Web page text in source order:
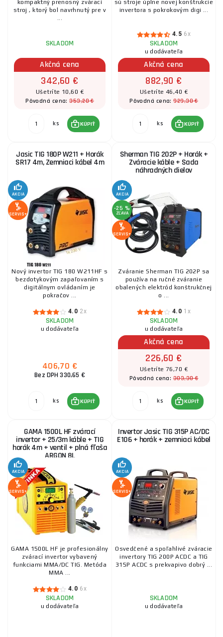
kompaktný prenosný zvárací
stroj , ktorý bol navrhnutý pre v
...
SKLADOM
Akčná cena
342,60 €
Ušetríte 10,60 €
Pôvodná cena:353,20 €
ks KÚPIŤ
sú stroje úplne novej konštrukcie
invertora s pokrokovým digi ...
4.5 6x
SKLADOM
u dodávateľa
Akčná cena
882,90 €
Ušetríte 46,40 €
Pôvodná cena:929,30 €
ks KÚPIŤ
Jasic TIG 180P W211 + Horák
SR17 4m, Zemniaci kábel 4m
AKCIA
SERVIS+
Nový invertor TIG 180 W211HF s
bezdotykovým zapaľovaním s
digitálnym ovládaním je
pokračov ...
4.0 2x
SKLADOM
u dodávateľa
406,70 €
Bez DPH 330,65 €
ks KÚPIŤ
Sherman TIG 202P + Horák +
Zváracie káble + Sada
náhradných dielov
AKCIA
-25 %
ZĽAVA
SERVIS+
Zváranie Sherman TIG 202P sa
používa na ručné zváranie
obalených elektród konštrukčnej
o ...
4.0 1x
SKLADOM
u dodávateľa
Akčná cena
226,60 €
Ušetríte 76,70 €
Pôvodná cena:303,30 €
ks KÚPIŤ
GAMA 1500L HF zvárací
invertor + 25/3m káble + TIG
horák 4m + ventil + plná fľaša
ARGON 8L
AKCIA
SERVIS+
GAMA 1500L HF je profesionálny
zvárací invertor vybavený
funkciami MMA/DC TIG. Metóda
MMA ...
4.0 6x
SKLADOM
u dodávateľa
Invertor Jasic TIG 315P AC/DC
E106 + horák + zemniaci kábel
AKCIA
SERVIS+
Osvedčené a spoľahlivé zváracie
invertory TIG 200P ACDC a TIG
315P ACDC s prekvapivo dobrý ...
SKLADOM
u dodávateľa